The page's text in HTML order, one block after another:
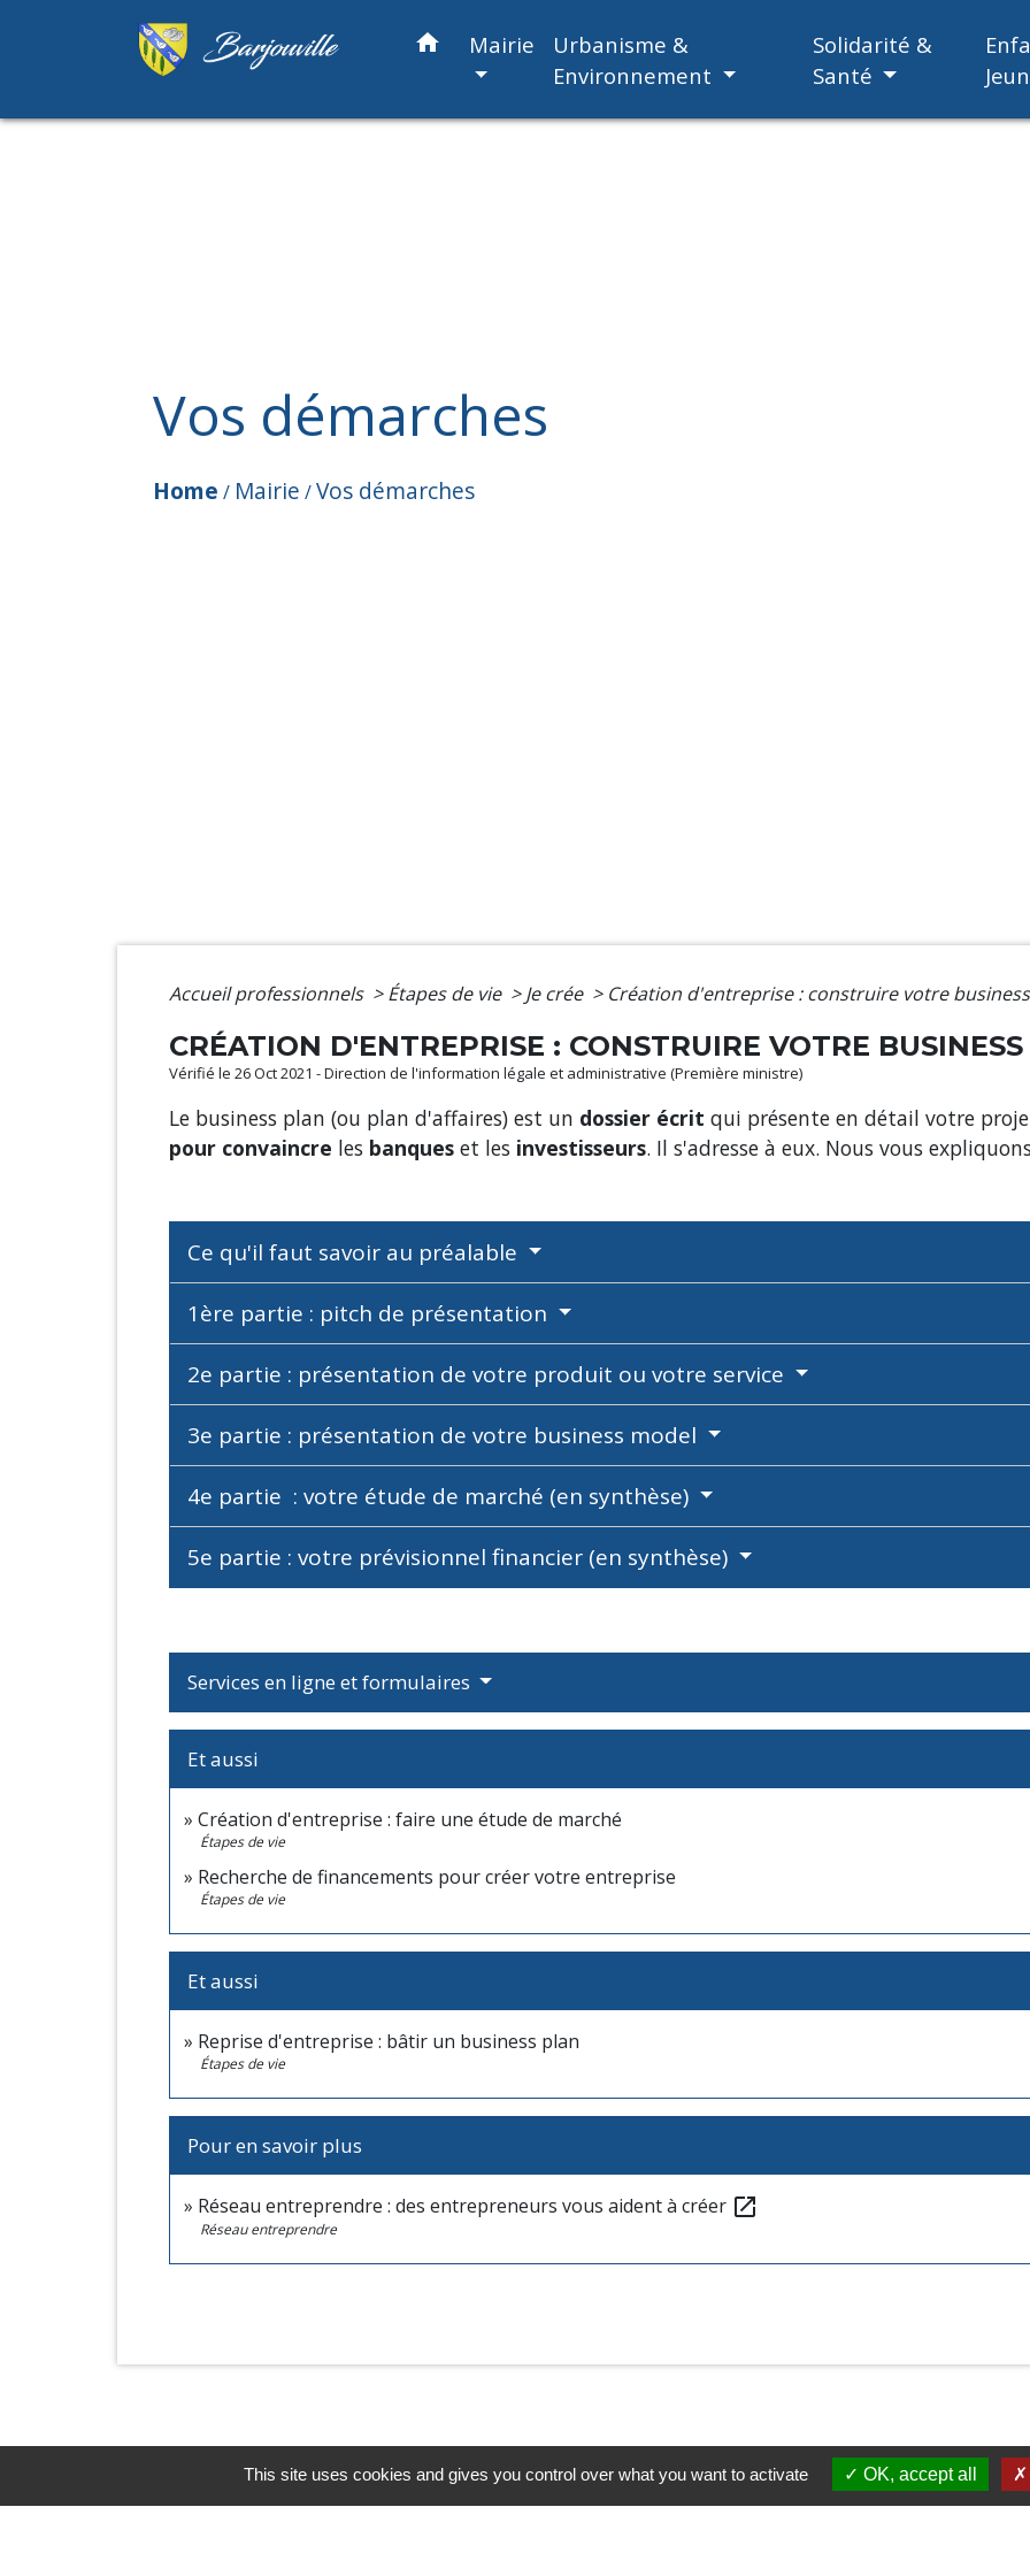
home Mairie
Urbanisme &
Environnement
Solidarité &
Santé
Vos démarches
Home / Mairie /Vos démarches
Accueil professionnels > Étapes de vie > Je crée > Création d'entreprise : construire votre
CRÉATION D'ENTREPRISE : CONSTRUIRE VOTRE
Vérifié le 26 Oct 2021 - Direction de l'information légale et administrative (Première ministre)
Le business plan (ou plan d'affaires) est un dossier écrit qui présente en détail votre
pour convaincre les banques et les investisseurs. Il s'adresse à eux. Nous vous
Ce qu'il faut savoir au préalable
1ère partie : pitch de présentation
2e partie : présentation de votre produit ou votre service
3e partie : présentation de votre business model
4e partie : votre étude de marché (en synthèse)
5e partie : votre prévisionnel financier (en synthèse)
Services en ligne et formulaires
Et aussi
Création d'entreprise : faire une étude de marché
Étapes de vie
Recherche de financements pour créer votre entreprise
Étapes de vie
Et aussi
Reprise d'entreprise : bâtir un business plan
Étapes de vie
Pour en savoir plus
Réseau entreprendre : des entrepreneurs vous aident à créer open_in_new
Réseau entreprendre
This site uses cookies and gives you control over what you want to activate OK, accept all